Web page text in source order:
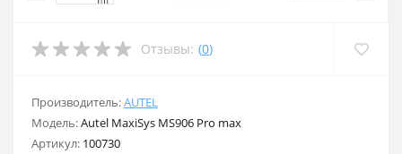
Отзывы: (0)
Производитель:AUTEL
Модель:Autel MaxiSys MS906 Pro max
Артикул: 100730